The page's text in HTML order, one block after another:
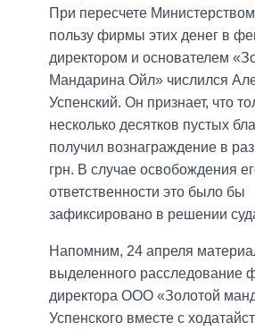
При пересчете
пользу фирмы этих денег в
директором и основателем
Мандарина Ойл» числился
Успенский. Он признает, что
несколько десятков пустых
получил вознаграждение в
грн. В случае освобождения
ответственности это было бы
зафиксировано в решении
Напомним, 24 апреля
выделенного расследование
директора ООО «Золотой
Успенского вместе с